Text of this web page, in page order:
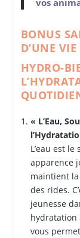
vos
BONUS
D’UNE
HYDRO-
« L’Eau,
L’eau est
apparence
maintient
des rides.
jeunesse
hydratation
vous